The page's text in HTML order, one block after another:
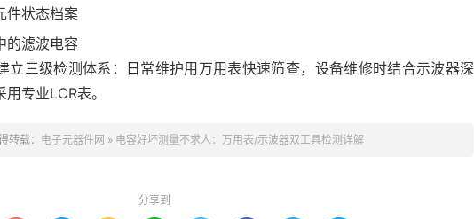
件状态档案
的滤波电容
立三级检测体系：日常维护用万用表快速筛查，设备维修时结合示波器深
专业LCR表。
转载： 电子元器件网 » 电容好坏测量不求人：万用表/示波器双工具检测详解
分享到